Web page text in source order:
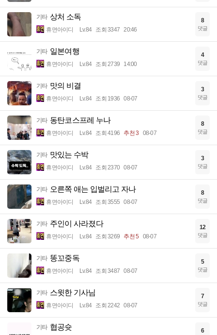
기타 상처 소독
휴면아이디 Lv.84 조회 3347 20:46
8
댓글
기타 일본여행
휴면아이디 Lv.84 조회 2739 14:00
4
댓글
기타 맛의 비결
휴면아이디 Lv.84 조회 1936 08-07
3
댓글
기타 동탄코스프레 누나
휴면아이디 Lv.84 조회 4196 추천 3 08-07
8
댓글
기타 맛있는 수박
휴면아이디 Lv.84 조회 2370 08-07
3
댓글
기타 오른쪽 애는 입벌리고 자나
휴면아이디 Lv.84 조회 3555 08-07
8
댓글
기타 주인이 사라졌다
휴면아이디 Lv.84 조회 3269 추천 5 08-07
12
댓글
기타 똥꼬중독
휴면아이디 Lv.84 조회 3487 08-07
5
댓글
기타 스윗한 기사님
휴면아이디 Lv.84 조회 2242 08-07
7
댓글
기타 협공슛 6